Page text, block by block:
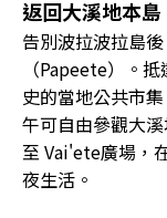
返回大溪地本
告別波拉波拉島
（Papeete）。
史的當地公共市
午可自由參觀大
至 Vai'ete廣場，
夜生活。